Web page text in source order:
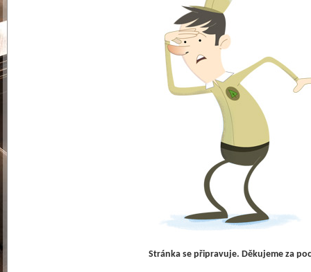
Stránka se připravuje. Děkujeme za